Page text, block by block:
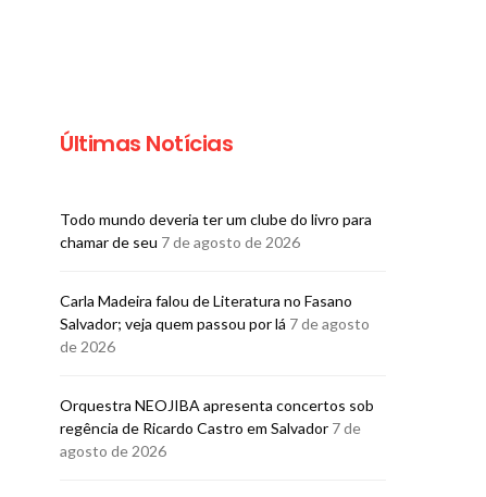
Últimas Notícias
Todo mundo deveria ter um clube do livro para
chamar de seu 7 de agosto de 2026
Carla Madeira falou de Literatura no Fasano
Salvador; veja quem passou por lá 7 de agosto
de 2026
Orquestra NEOJIBA apresenta concertos sob
regência de Ricardo Castro em Salvador 7 de
agosto de 2026